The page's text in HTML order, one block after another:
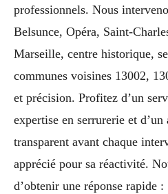
professionnels. Nous
Belsunce, Opéra, Saint-
Marseille, centre historique,
communes voisines 13002,
et précision. Profitez d’un
expertise en serrurerie et d’un
transparent avant chaque
apprécié pour sa réactivité.
d’obtenir une réponse rapide :